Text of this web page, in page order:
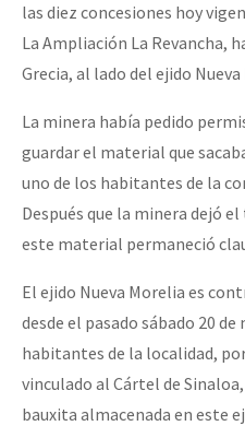
las diez concesiones hoy
La Ampliación La Revancha,
Grecia, al lado del ejido
La minera había pedido
guardar el material que
uno de los habitantes de la
Después que la minera dejó
este material permaneció
El ejido Nueva Morelia es
desde el pasado sábado 20
habitantes de la localidad,
vinculado al Cártel de
bauxita almacenada en este